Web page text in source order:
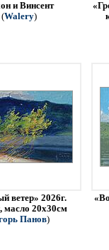
и Винсент
(Walery)
ветер» 2026г.
масло 20х30см
Панов)